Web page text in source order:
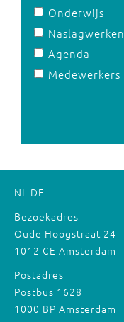
Onderwijs
Naslagwerken
Agenda
Medewerkers
NL DE
Bezoekadres
Oude Hoogstraat 24
1012 CE Amsterdam
Postadres
Postbus 1628
1000 BP Amsterdam